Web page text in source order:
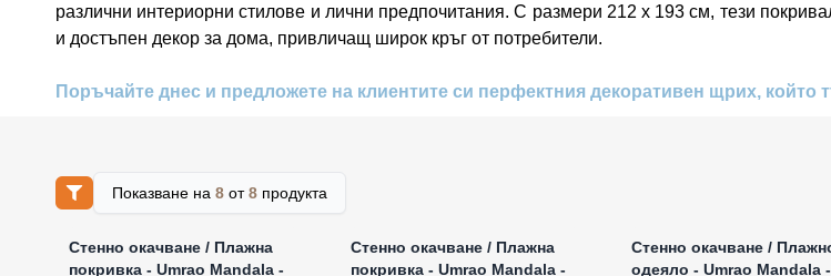
различни интериорни стилове и лични предпочитания. С размери 212 x 193 см, тези
и достъпен декор за дома, привличащ широк кръг от потребители.
Поръчайте днес и предложете на клиентите си перфектния декоративен щрих, който
Показване на 8от8продукта
Влезте за цени на едро
Стенно окачване / Плажна
покривка - Umrao Mandala -
Стенно окачване / Плажна
покривка - Umrao Mandala -
Стенно окачване /
одеяло - Umrao Mandala -